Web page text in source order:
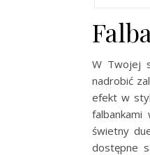
W Twojej
nadrobić
efekt w
świetny
dostępne